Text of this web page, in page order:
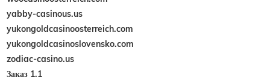
yabby-casinous.us
yukongoldcasinoosterreich.com
yukongoldcasinoslovensko.com
zodiac-casino.us
Заказ 1.1